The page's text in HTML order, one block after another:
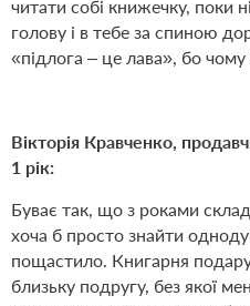
читати собі книжечку, поки
голову і в тебе за спиною
«підлога – це лава», бо чому
Вікторія Кравченко,
1 рік:
Буває так, що з роками
хоча б просто знайти
пощастило. Книгарня
близьку подругу, без якої